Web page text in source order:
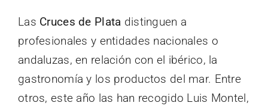
Las Cruces de Plata distinguen a
profesionales y entidades nacionales o
andaluzas, en relación con el ibérico, la
gastronomía y los productos del mar. Entre
otros, este año las han recogido Luis Montel,